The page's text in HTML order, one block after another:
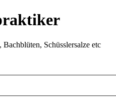
Schüsslersalze etc